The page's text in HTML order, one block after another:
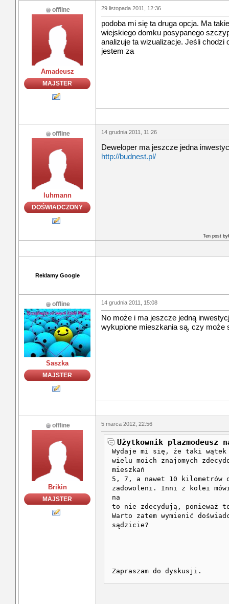
offline
Amadeusz
MAJSTER
29 listopada 2011, 12:36
podoba mi się ta druga opcja. Ma
wiejskiego domku posypanego
analizuje ta wizualizacje. Jeśli chodzi
jestem za
offline
luhmann
DOŚWIADCZONY
14 grudnia 2011, 11:26
Deweloper ma jeszcze jedna
http://budnest.pl/
Ten post
Reklamy Google
offline
Saszka
MAJSTER
14 grudnia 2011, 15:08
No może i ma jeszcze jedną
wykupione mieszkania są, czy może
offline
Brikin
MAJSTER
5 marca 2012, 22:56
Użytkownik plazmodeusz
Wydaje mi się, że taki
wielu moich znajomych
mieszkań
5, 7, a nawet 10 kilometrów
zadowoleni. Inni z kolei
na
to nie zdecydują, ponieważ
Warto zatem wymienić
sądzicie?
Zapraszam do dyskusji.